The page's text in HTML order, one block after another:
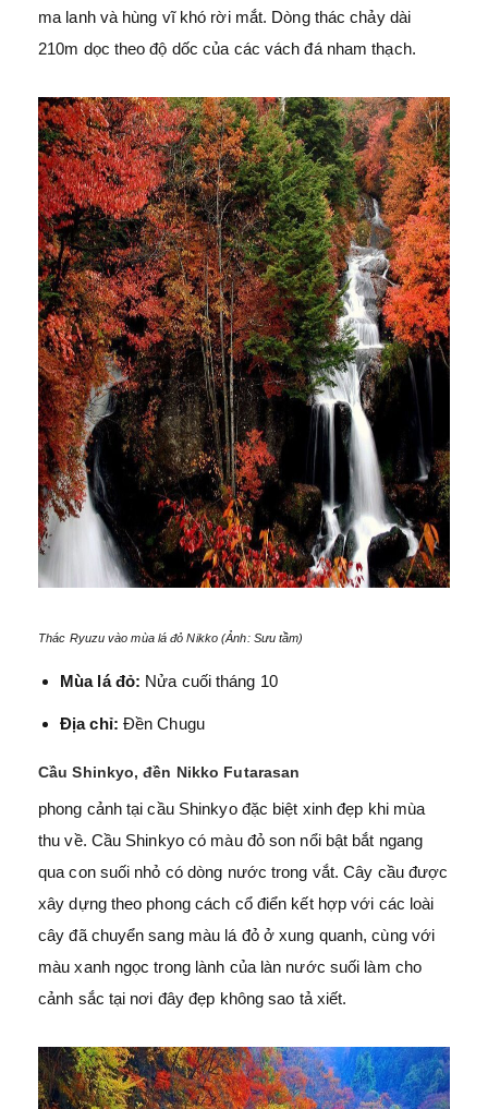
ma lanh và hùng vĩ khó rời mắt. Dòng thác chảy dài
210m dọc theo độ dốc của các vách đá nham thạch.
Thác Ryuzu vào mùa lá đỏ Nikko (Ảnh: Sưu tầm)
Mùa lá đỏ: Nửa cuối tháng 10
Địa chỉ: Đền Chugu
Cầu Shinkyo, đền Nikko Futarasan
phong cảnh tại cầu Shinkyo đặc biệt xinh đẹp khi mùa
thu về. Cầu Shinkyo có màu đỏ son nổi bật bắt ngang
qua con suối nhỏ có dòng nước trong vắt. Cây cầu được
xây dựng theo phong cách cổ điển kết hợp với các loài
cây đã chuyển sang màu lá đỏ ở xung quanh, cùng với
màu xanh ngọc trong lành của làn nước suối làm cho
cảnh sắc tại nơi đây đẹp không sao tả xiết.